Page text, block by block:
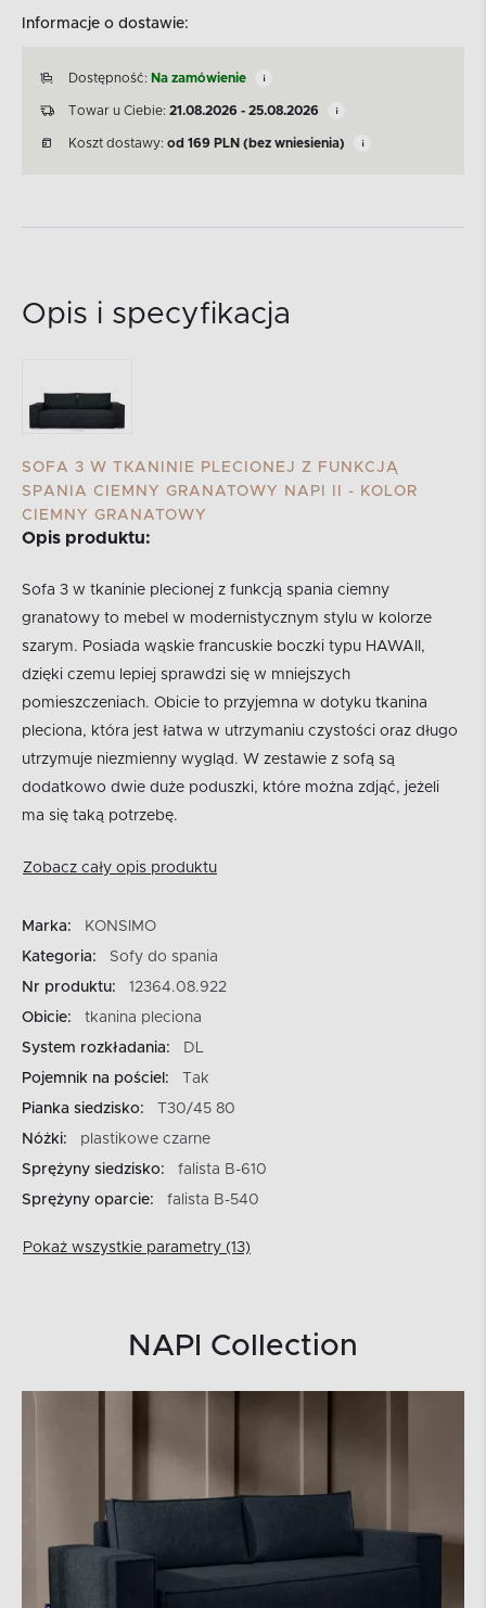
Informacje o dostawie:
Dostępność: Na zamówienie
Towar u Ciebie: 21.08.2026 - 25.08.2026
Koszt dostawy: od 169 PLN (bez wniesienia)
Opis i specyfikacja
SOFA 3 W TKANINIE PLECIONEJ Z FUNKCJĄ
SPANIA CIEMNY GRANATOWY NAPI II - KOLOR
CIEMNY GRANATOWY
Opis produktu:
Sofa 3 w tkaninie plecionej z funkcją spania ciemny
granatowy to mebel w modernistycznym stylu w kolorze
szarym. Posiada wąskie francuskie boczki typu HAWAII,
dzięki czemu lepiej sprawdzi się w mniejszych
pomieszczeniach. Obicie to przyjemna w dotyku tkanina
pleciona, która jest łatwa w utrzymaniu czystości oraz długo
utrzymuje niezmienny wygląd. W zestawie z sofą są
dodatkowo dwie duże poduszki, które można zdjąć, jeżeli
ma się taką potrzebę.
Zobacz cały opis produktu
Marka:
KONSIMO
Kategoria:
Sofy do spania
Nr produktu:
12364.08.922
Obicie:
tkanina pleciona
System rozkładania:
DL
Pojemnik na pościel:
Tak
Pianka siedzisko:
T30/45 80
Nóżki:
plastikowe czarne
Sprężyny siedzisko:
falista B-610
Sprężyny oparcie:
falista B-540
Pokaż wszystkie parametry (13)
NAPI Collection